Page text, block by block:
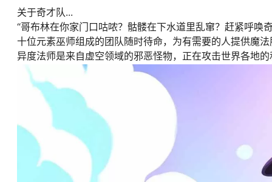
关于奇才队...
“哥布林在你家门口咕哝？骷髅在下水道里乱窜？赶紧呼唤
十位元素巫师组成的团队随时待命，为有需要的人提供魔
异度法师是来自虚空领域的邪恶怪物，正在攻击世界各地